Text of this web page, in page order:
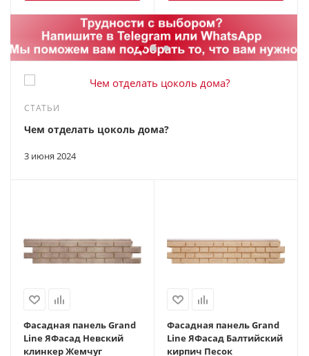
СТАТЬИ
3 июня 2024
Чем отделать цоколь дома?
Фасадная панель Grand
Line ЯФасад Невский
клинкер Жемчуг
Фасадная панель Grand
Line ЯФасад Балтийский
кирпич Песок